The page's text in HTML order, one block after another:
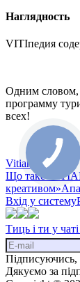
Наглядность
VITIпедия
Одним словом,
программу
всех!
Vitiana
Що таке
креативом»
Вхід у систему
Тиць і ти у
Підписуючись,
Дякуємо за